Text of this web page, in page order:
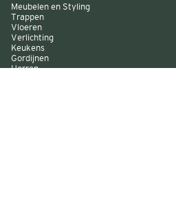
Meubelen en Styling
Trappen
Vloeren
Verlichting
Keukens
Gordijnen
Horren